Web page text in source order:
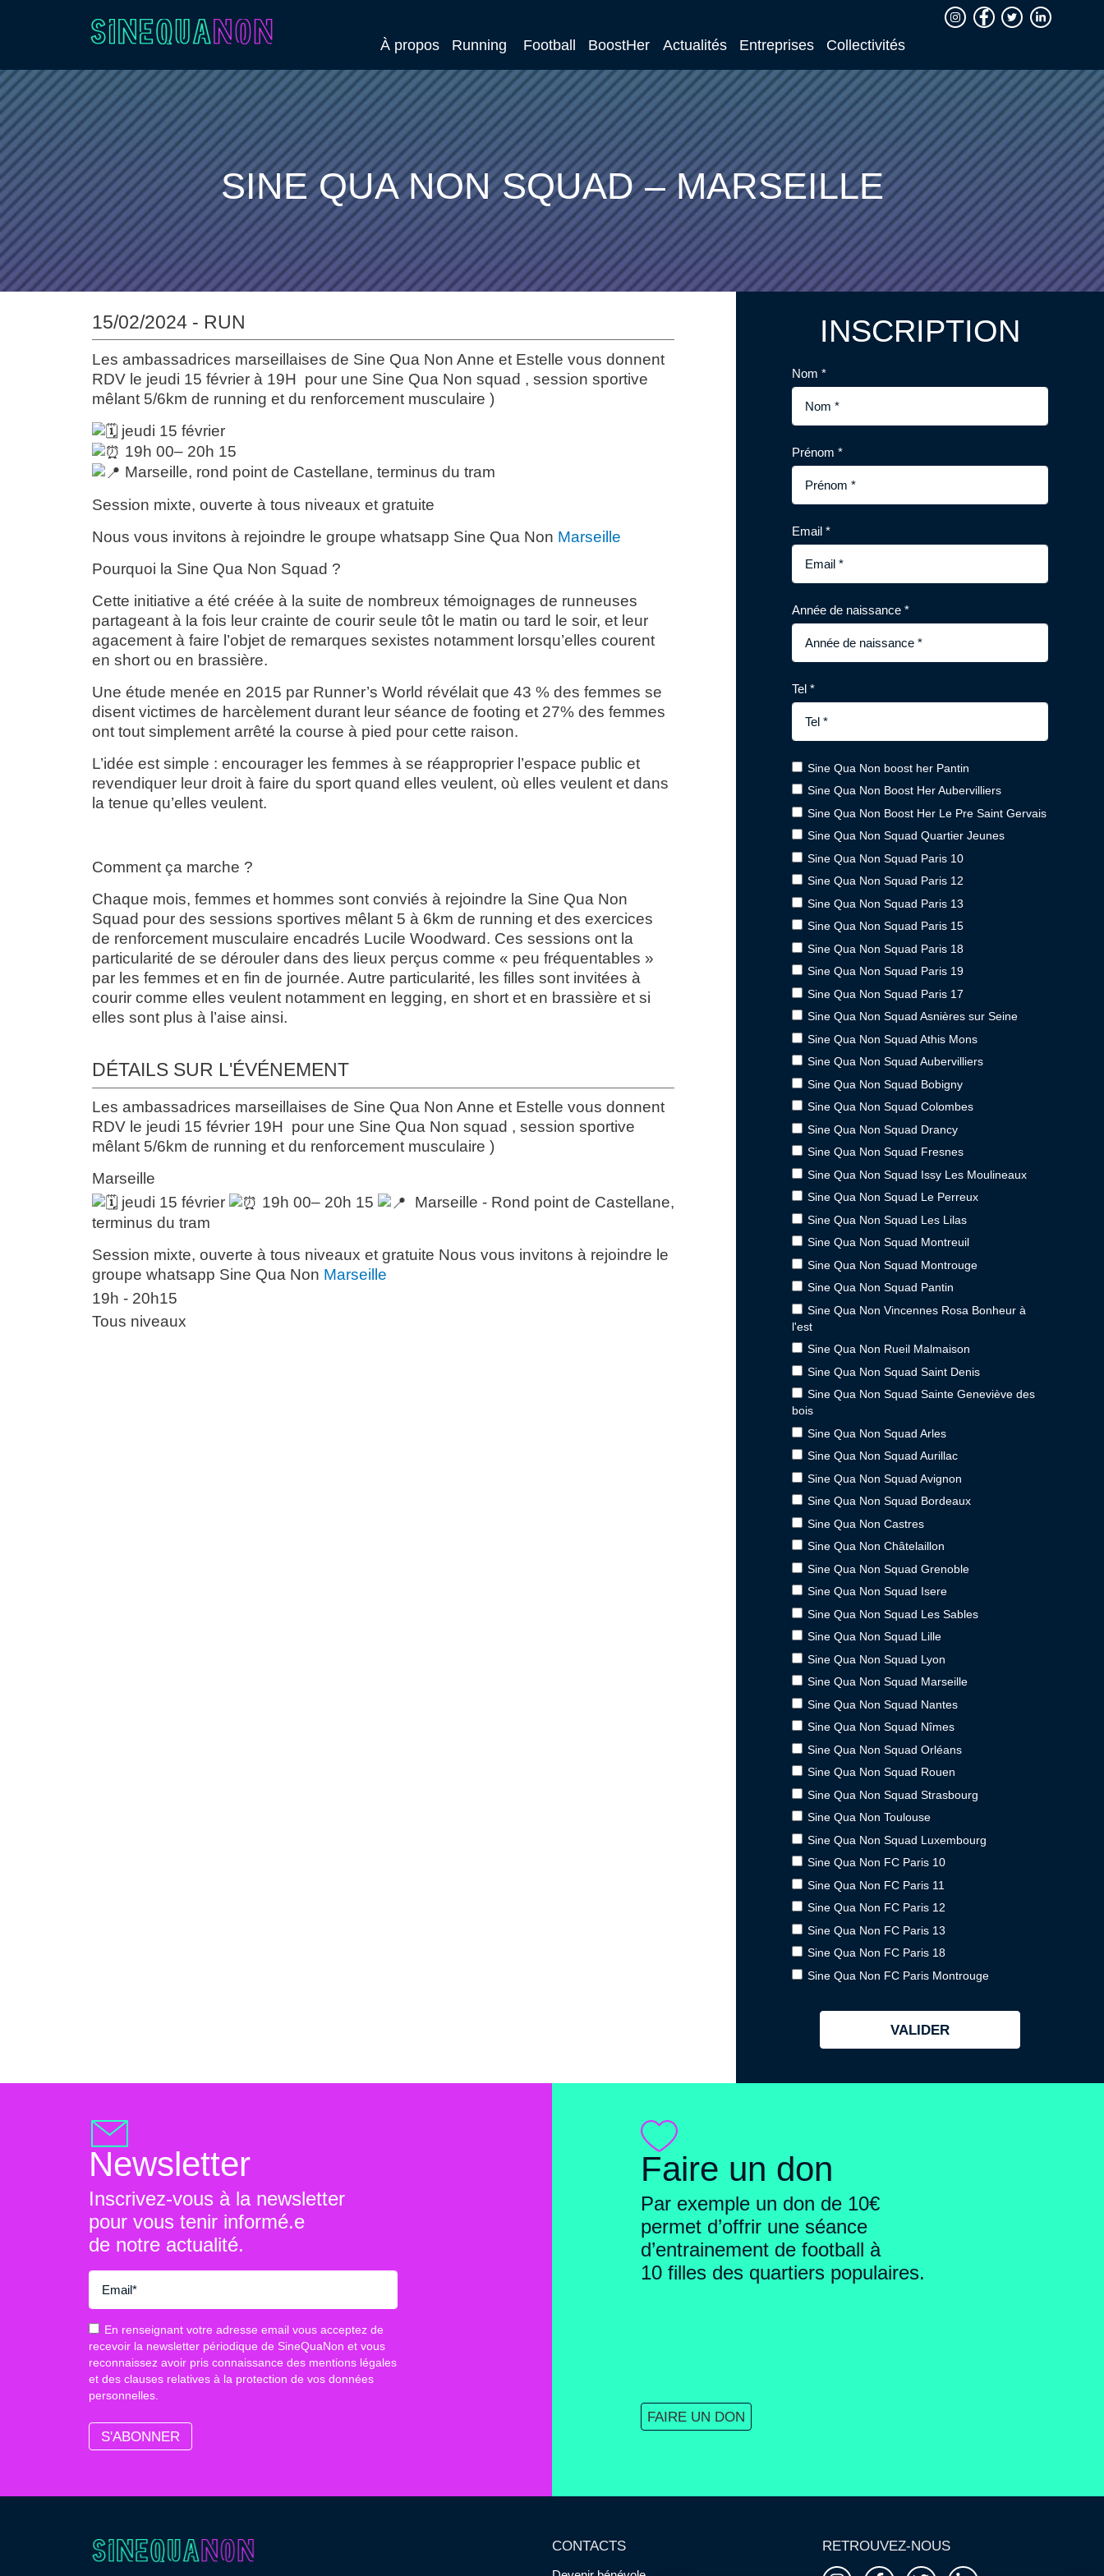
À propos Running Football BoostHer Actualités Entreprises Collectivités
SINE QUA NON SQUAD – MARSEILLE
15/02/2024 - RUN
Les ambassadrices marseillaises de Sine Qua Non Anne et Estelle vous donnent
RDV le jeudi 15 février à 19H pour une Sine Qua Non squad , session sportive
mêlant 5/6km de running et du renforcement musculaire )
jeudi 15 février
19h 00– 20h 15
Marseille, rond point de Castellane, terminus du tram
Session mixte, ouverte à tous niveaux et gratuite
Nous vous invitons à rejoindre le groupe whatsapp Sine Qua Non Marseille
Pourquoi la Sine Qua Non Squad ?
Cette initiative a été créée à la suite de nombreux témoignages de runneuses
partageant à la fois leur crainte de courir seule tôt le matin ou tard le soir, et leur
agacement à faire l’objet de remarques sexistes notamment lorsqu’elles courent
en short ou en brassière.
Une étude menée en 2015 par Runner’s World révélait que 43 % des femmes se
disent victimes de harcèlement durant leur séance de footing et 27% des femmes
ont tout simplement arrêté la course à pied pour cette raison.
L’idée est simple : encourager les femmes à se réapproprier l’espace public et
revendiquer leur droit à faire du sport quand elles veulent, où elles veulent et dans
la tenue qu’elles veulent.
Comment ça marche ?
Chaque mois, femmes et hommes sont conviés à rejoindre la Sine Qua Non
Squad pour des sessions sportives mêlant 5 à 6km de running et des exercices
de renforcement musculaire encadrés Lucile Woodward. Ces sessions ont la
particularité de se dérouler dans des lieux perçus comme « peu fréquentables »
par les femmes et en fin de journée. Autre particularité, les filles sont invitées à
courir comme elles veulent notamment en legging, en short et en brassière et si
elles sont plus à l’aise ainsi.
DÉTAILS SUR L'ÉVÉNEMENT
Les ambassadrices marseillaises de Sine Qua Non Anne et Estelle vous donnent
RDV le jeudi 15 février 19H pour une Sine Qua Non squad , session sportive
mêlant 5/6km de running et du renforcement musculaire )
Marseille
jeudi 15 février
19h 00– 20h 15
Marseille - Rond point de Castellane,
terminus du tram
Session mixte, ouverte à tous niveaux et gratuite Nous vous invitons à rejoindre le
groupe whatsapp Sine Qua Non Marseille
19h - 20h15
Tous niveaux
INSCRIPTION
Nom *
Prénom *
Email *
Année de naissance *
Tel *
Sine Qua Non boost her Pantin
Sine Qua Non Boost Her Aubervilliers
Sine Qua Non Boost Her Le Pre Saint Gervais
Sine Qua Non Squad Quartier Jeunes
Sine Qua Non Squad Paris 10
Sine Qua Non Squad Paris 12
Sine Qua Non Squad Paris 13
Sine Qua Non Squad Paris 15
Sine Qua Non Squad Paris 18
Sine Qua Non Squad Paris 19
Sine Qua Non Squad Paris 17
Sine Qua Non Squad Asnières sur Seine
Sine Qua Non Squad Athis Mons
Sine Qua Non Squad Aubervilliers
Sine Qua Non Squad Bobigny
Sine Qua Non Squad Colombes
Sine Qua Non Squad Drancy
Sine Qua Non Squad Fresnes
Sine Qua Non Squad Issy Les Moulineaux
Sine Qua Non Squad Le Perreux
Sine Qua Non Squad Les Lilas
Sine Qua Non Squad Montreuil
Sine Qua Non Squad Montrouge
Sine Qua Non Squad Pantin
Sine Qua Non Vincennes Rosa Bonheur à
l'est
Sine Qua Non Rueil Malmaison
Sine Qua Non Squad Saint Denis
Sine Qua Non Squad Sainte Geneviève des
bois
Sine Qua Non Squad Arles
Sine Qua Non Squad Aurillac
Sine Qua Non Squad Avignon
Sine Qua Non Squad Bordeaux
Sine Qua Non Castres
Sine Qua Non Châtelaillon
Sine Qua Non Squad Grenoble
Sine Qua Non Squad Isere
Sine Qua Non Squad Les Sables
Sine Qua Non Squad Lille
Sine Qua Non Squad Lyon
Sine Qua Non Squad Marseille
Sine Qua Non Squad Nantes
Sine Qua Non Squad Nîmes
Sine Qua Non Squad Orléans
Sine Qua Non Squad Rouen
Sine Qua Non Squad Strasbourg
Sine Qua Non Toulouse
Sine Qua Non Squad Luxembourg
Sine Qua Non FC Paris 10
Sine Qua Non FC Paris 11
Sine Qua Non FC Paris 12
Sine Qua Non FC Paris 13
Sine Qua Non FC Paris 18
Sine Qua Non FC Paris Montrouge
Newsletter
Inscrivez-vous à la newsletter
pour vous tenir informé.e
de notre actualité.
En renseignant votre adresse email vous acceptez de
recevoir la newsletter périodique de SineQuaNon et vous
reconnaissez avoir pris connaissance des mentions légales
et des clauses relatives à la protection de vos données
personnelles.
Faire un don
Par exemple un don de 10€
permet d’offrir une séance
d’entrainement de football à
10 filles des quartiers populaires.
FAIRE UN DON
CONTACTS RETROUVEZ-NOUS